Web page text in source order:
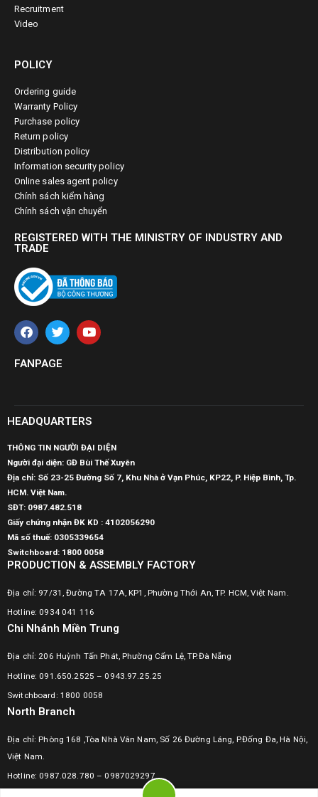
Recruitment
Video
POLICY
Ordering guide
Warranty Policy
Purchase policy
Return policy
Distribution policy
Information security policy
Online sales agent policy
Chính sách kiểm hàng
Chính sách vận chuyển
REGISTERED WITH THE MINISTRY OF INDUSTRY AND
TRADE
FANPAGE
HEADQUARTERS
THÔNG TIN NGƯỜI ĐẠI DIỆN
Người đại diện: GĐ Bùi Thế Xuyên
Địa chỉ: Số 23-25 Đường Số 7, Khu Nhà ở Vạn Phúc, KP22, P. Hiệp Bình, Tp.
HCM. Việt Nam.
SĐT: 0987.482.518
Giấy chứng nhận ĐK KD : 4102056290
Mã số thuế: 0305339654
Switchboard: 1800 0058
PRODUCTION & ASSEMBLY FACTORY
Địa chỉ: 97/31, Đường TA 17A, KP1, Phường Thới An, TP. HCM, Việt Nam.
Hotline: 0934 041 116
Chi Nhánh Miền Trung
Địa chỉ: 206 Huỳnh Tấn Phát, Phường Cẩm Lệ, TP.Đà Nẵng
Hotline: 091.650.2525 – 0943.97.25.25
Switchboard: 1800 0058
North Branch
Địa chỉ: Phòng 168 ,Tòa Nhà Vân Nam, Số 26 Đường Láng, P.Đống Đa, Hà Nội,
Việt Nam.
Hotline: 0987.028.780 –0987029297